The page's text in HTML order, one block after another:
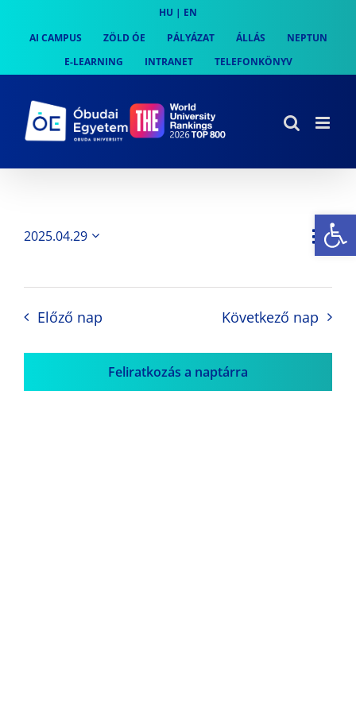
content
HU | EN
AI CAMPUS
ZÖLD ÓE PÁLYÁZAT ÁLLÁS
NEPTUN
E-LEARNING
INTRANET TELEFONKÖNYV
Nap
2025.04.29
Előző nap Következő nap
Feliratkozás a naptárra